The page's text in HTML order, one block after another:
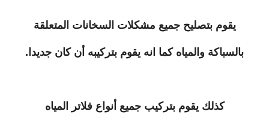
يقوم بتصليح جميع مشكلات السخانات المتعلقة
بالسباكة والمياه كما انه يقوم بتركيبه أن كان جديدا.
كذلك يقوم بتركيب جميع أنواع فلاتر المياه